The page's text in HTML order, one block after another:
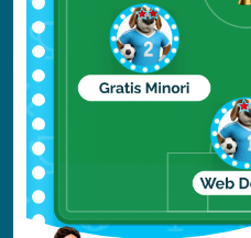
e proprio mix di
della cucina cittadina
carne e il tradizionale
composto da carni
patate arrosto,
Per chi vuole